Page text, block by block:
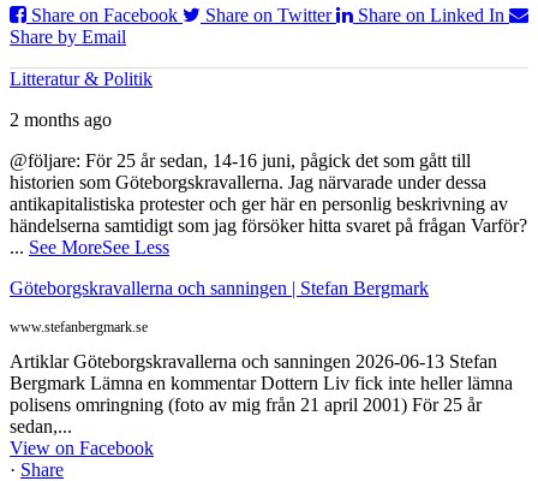
Share on Facebook
Share on Twitter
Share on Linked In
Share by Email
Litteratur & Politik
2 months ago
@följare: För 25 år sedan, 14-16 juni, pågick det som gått till
historien som Göteborgskravallerna. Jag närvarade under dessa
antikapitalistiska protester och ger här en personlig beskrivning av
händelserna samtidigt som jag försöker hitta svaret på frågan Varför?
... See MoreSee Less
Göteborgskravallerna och sanningen | Stefan Bergmark
www.stefanbergmark.se
Artiklar Göteborgskravallerna och sanningen 2026-06-13 Stefan
Bergmark Lämna en kommentar Dottern Liv fick inte heller lämna
polisens omringning (foto av mig från 21 april 2001) För 25 år
sedan,...
View on Facebook
· Share